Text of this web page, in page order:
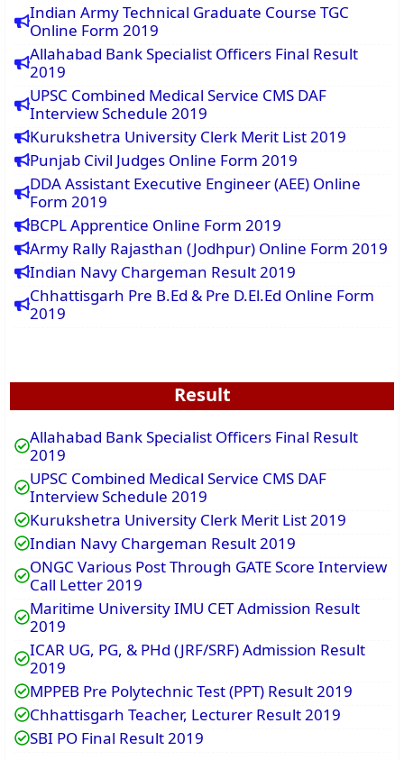
Indian Army Technical Graduate Course TGC
Online Form 2019
Allahabad Bank Specialist Officers Final Result
2019
UPSC Combined Medical Service CMS DAF
Interview Schedule 2019
Kurukshetra University Clerk Merit List 2019
Punjab Civil Judges Online Form 2019
DDA Assistant Executive Engineer (AEE) Online
Form 2019
BCPL Apprentice Online Form 2019
Army Rally Rajasthan (Jodhpur) Online Form 2019
Indian Navy Chargeman Result 2019
Chhattisgarh Pre B.Ed & Pre D.El.Ed Online Form
2019
Result
Allahabad Bank Specialist Officers Final Result
2019
UPSC Combined Medical Service CMS DAF
Interview Schedule 2019
Kurukshetra University Clerk Merit List 2019
Indian Navy Chargeman Result 2019
ONGC Various Post Through GATE Score Interview
Call Letter 2019
Maritime University IMU CET Admission Result
2019
ICAR UG, PG, & PHd (JRF/SRF) Admission Result
2019
MPPEB Pre Polytechnic Test (PPT) Result 2019
Chhattisgarh Teacher, Lecturer Result 2019
SBI PO Final Result 2019